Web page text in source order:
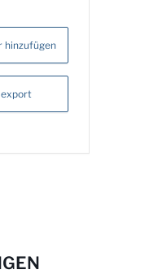
hinzufügen
export